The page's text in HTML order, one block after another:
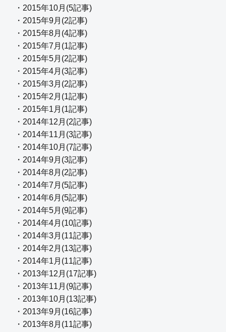
・2015年10月(5記事)
・2015年9月(2記事)
・2015年8月(4記事)
・2015年7月(1記事)
・2015年5月(2記事)
・2015年4月(3記事)
・2015年3月(2記事)
・2015年2月(1記事)
・2015年1月(1記事)
・2014年12月(2記事)
・2014年11月(3記事)
・2014年10月(7記事)
・2014年9月(3記事)
・2014年8月(2記事)
・2014年7月(5記事)
・2014年6月(5記事)
・2014年5月(9記事)
・2014年4月(10記事)
・2014年3月(11記事)
・2014年2月(13記事)
・2014年1月(11記事)
・2013年12月(17記事)
・2013年11月(9記事)
・2013年10月(13記事)
・2013年9月(16記事)
・2013年8月(11記事)